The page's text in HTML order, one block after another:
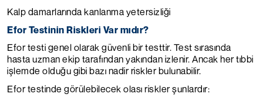
Kalp damarlarında kanlanma yetersizliği
Efor Testinin Riskleri Var mıdır?
Efor testi genel olarak güvenli bir testtir. Test sırasında
hasta uzman ekip tarafından yakından izlenir. Ancak her tıbbi
işlemde olduğu gibi bazı nadir riskler bulunabilir.
Efor testinde görülebilecek olası riskler şunlardır: